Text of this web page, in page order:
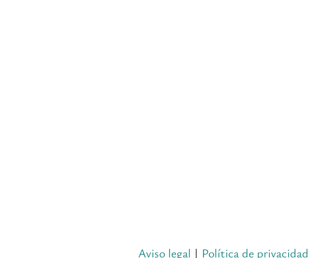
Aviso legal | Política de privacidad